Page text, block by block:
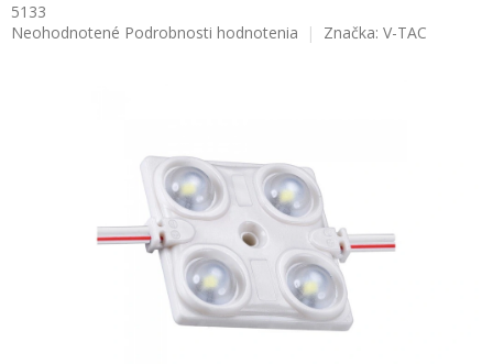
5133
Priemerné
Neohodnotené Podrobnosti hodnotenia Značka: V-TAC